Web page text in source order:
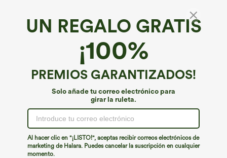
UN REGALO GRATIS
¡100%
PREMIOS GARANTIZADOS!
Solo añade tu correo electrónico para
girar la ruleta.
Al hacer clic en "¡LISTO!", aceptas recibir correos electrónicos de
marketing de Halara. Puedes cancelar la suscripción en cualquier
momento.
Mono corto casual con escote en V, mangas
cortas, bolsillo y tejido waffle - Edición Easy
€35,95 EUR